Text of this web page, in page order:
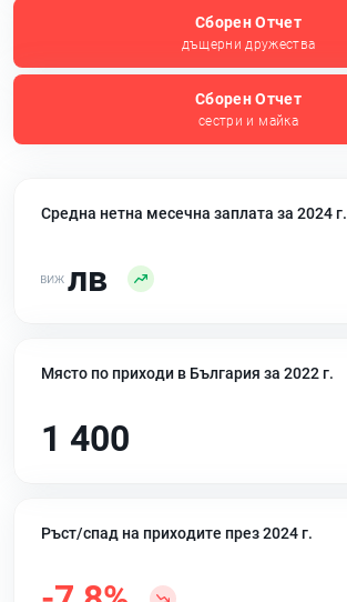
Сборен Отчет
дъщерни дружества
Сборен Отчет
сестри и майка
Средна нетна месечна заплата за 2024 г.
лв
Място по приходи в България за 2022 г.
1 400
Ръст/спад на приходите през 2024 г.